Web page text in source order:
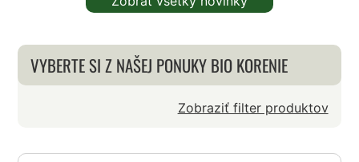
VYBERTE SI Z NAŠEJ PONUKY BIO KORENIE
Zobraziť filter produktov